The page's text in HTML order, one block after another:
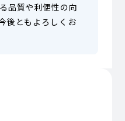
品質や利便性の向
後ともよろしくお